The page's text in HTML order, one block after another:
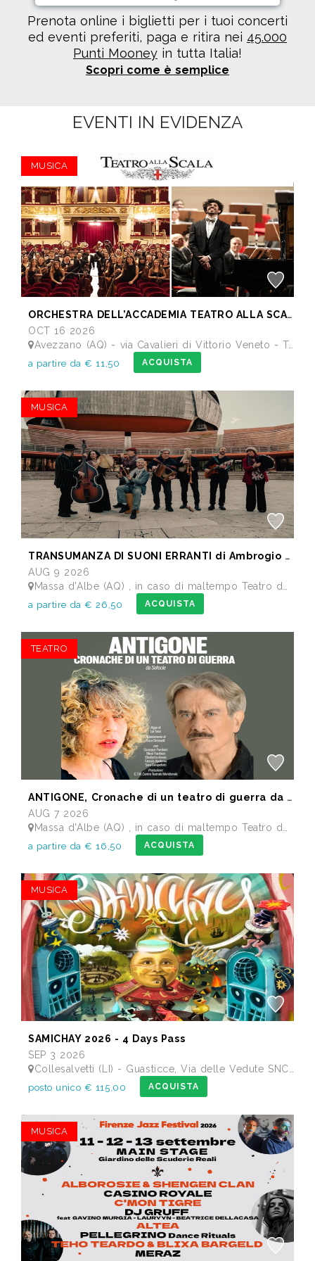
Prenota online i biglietti per i tuoi concerti
ed eventi preferiti, paga e ritira nei 45.000
Punti Mooney in tutta Italia!
Scopri come è semplice
EVENTI IN EVIDENZA
MUSICA
ORCHESTRA DELL’ACCADEMIA TEATRO ALLA SCALA di Milano
OCT 16 2026
Avezzano (AQ) - via Cavalieri di Vittorio Veneto - Teatro dei Marsi
a partire da € 11,50 ACQUISTA
MUSICA
TRANSUMANZA DI SUONI ERRANTI di Ambrogio Sparagna
AUG 9 2026
Massa d'Albe (AQ) , in caso di maltempo Teatro dei Marsi Avezzano AQ - Anfiteatro Romano di Alba Fucens
a partire da € 26,50 ACQUISTA
TEATRO
ANTIGONE, Cronache di un teatro di guerra da Sofocle
AUG 7 2026
Massa d'Albe (AQ) , in caso di maltempo Teatro dei Marsi Avezzano AQ - Anfiteatro Romano di Alba Fucens
a partire da € 16,50 ACQUISTA
MUSICA
SAMICHAY 2026 - 4 Days Pass
SEP 3 2026
Collesalvetti (LI) - Guasticce, Via delle Vedute SNC - Lago Alberto, Tenuta Bellavista Insuese
posto unico € 115,00 ACQUISTA
MUSICA